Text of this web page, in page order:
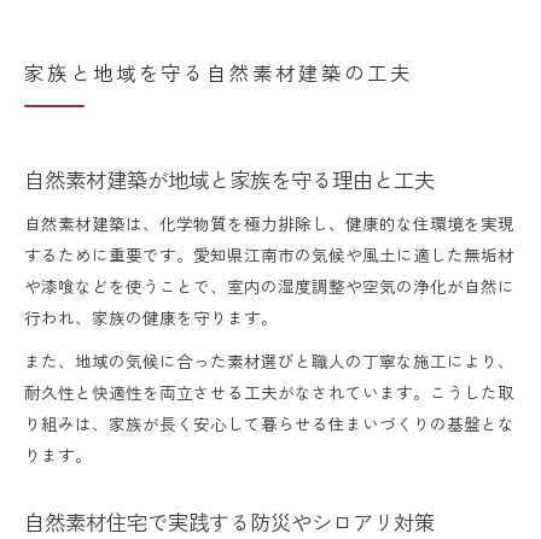
家族と地域を守る自然素材建築の工夫
自然素材建築が地域と家族を守る理由と工夫
自然素材建築は、化学物質を極力排除し、健康的な住環境を実現
するために重要です。愛知県江南市の気候や風土に適した無垢材
や漆喰などを使うことで、室内の湿度調整や空気の浄化が自然に
行われ、家族の健康を守ります。
また、地域の気候に合った素材選びと職人の丁寧な施工により、
耐久性と快適性を両立させる工夫がなされています。こうした取
り組みは、家族が長く安心して暮らせる住まいづくりの基盤とな
ります。
自然素材住宅で実践する防災やシロアリ対策